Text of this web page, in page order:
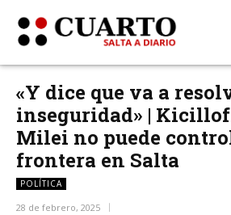
«Y dice que va a
inseguridad» |
Milei no puede
frontera en Salta
POLÍTICA
28 de febrero, 2025